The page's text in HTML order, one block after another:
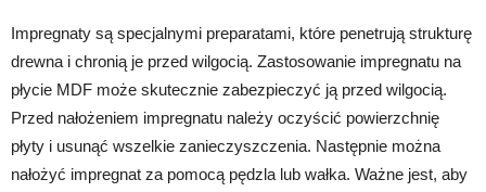
Impregnaty są specjalnymi preparatami, które penetrują strukturę
drewna i chronią je przed wilgocią. Zastosowanie impregnatu na
płycie MDF może skutecznie zabezpieczyć ją przed wilgocią.
Przed nałożeniem impregnatu należy oczyścić powierzchnię
płyty i usunąć wszelkie zanieczyszczenia. Następnie można
nałożyć impregnat za pomocą pędzla lub wałka. Ważne jest, aby